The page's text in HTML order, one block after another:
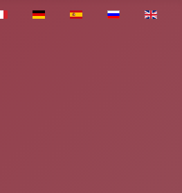
Pasirinkite savo kalbą